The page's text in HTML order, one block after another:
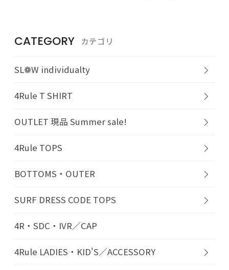
CATEGORY カテゴリ
SL❁W individualty
4Rule T SHIRT
OUTLET 現品 Summer sale!
4Rule TOPS
BOTTOMS・OUTER
SURF DRESS CODE TOPS
4R・SDC・IVR／CAP
4Rule LADIES・KID'S／ACCESSORY